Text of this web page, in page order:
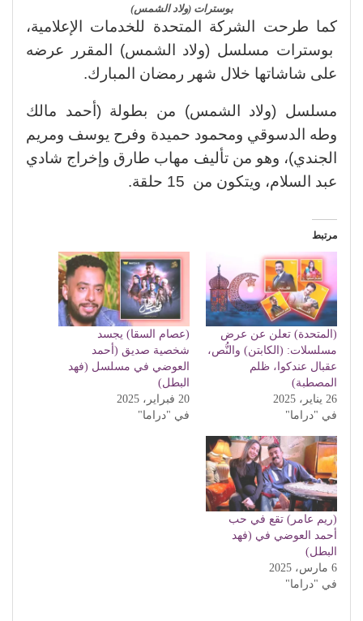
بوسترات (ولاد الشمس)
كما طرحت الشركة المتحدة للخدمات الإعلامية،
بوسترات مسلسل (ولاد الشمس) المقرر عرضه
على شاشاتها خلال شهر رمضان المبارك.
مسلسل (ولاد الشمس) من بطولة (أحمد مالك
وطه الدسوقي ومحمود حميدة وفرح يوسف ومريم
الجندي)، وهو من تأليف مهاب طارق وإخراج شادي
عبد السلام، ويتكون من 15 حلقة.
مرتبط
(المتحدة) تعلن عن عرض
مسلسلات: (الكابتن) والنُّص،
عقبال عندكوا، ظلم
المصطبة)
26 يناير، 2025
في "دراما"
(عصام السقا) يجسد
شخصية صديق (أحمد
العوضي في مسلسل (فهد
البطل)
20 فبراير، 2025
في "دراما"
(ريم عامر) تقع في حب
أحمد العوضي في (فهد
البطل)
6 مارس، 2025
في "دراما"